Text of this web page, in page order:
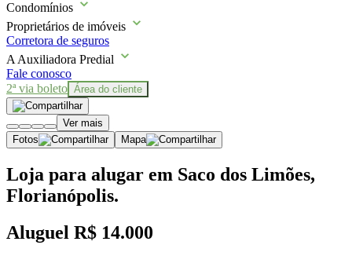
Condomínios
Proprietários de imóveis
Corretora de seguros
A Auxiliadora Predial
Fale conosco
2ª via boleto Área do cliente
Ver mais
Fotos
Mapa
Loja para alugar em Saco dos Limões,
Florianópolis.
Aluguel R$ 14.000